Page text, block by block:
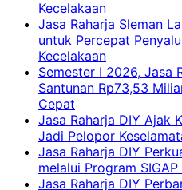
Kecelakaan
Jasa Raharja Sleman
untuk Percepat
Kecelakaan
Semester I 2026, Jasa
Santunan Rp73,53
Cepat
Jasa Raharja DIY Ajak
Jadi Pelopor
Jasa Raharja DIY
melalui Program
Jasa Raharja DIY